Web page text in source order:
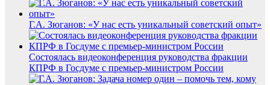
Г.А. Зюганов: «У нас есть уникальный советский опыт»
Состоялась видеоконференция руководства фракции
КПРФ в Госдуме с премьер-министром России